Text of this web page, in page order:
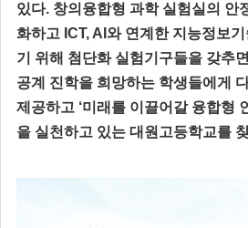
있다. 창의융합형 과학 실험실의 안
화하고 ICT, AI와 연계한 지능정보
기 위해 첨단화 실험기구들을 갖추
공계 진학을 희망하는 학생들에게
제공하고 ‘미래를 이끌어갈 융합형
을 실천하고 있는 대원고등학교를